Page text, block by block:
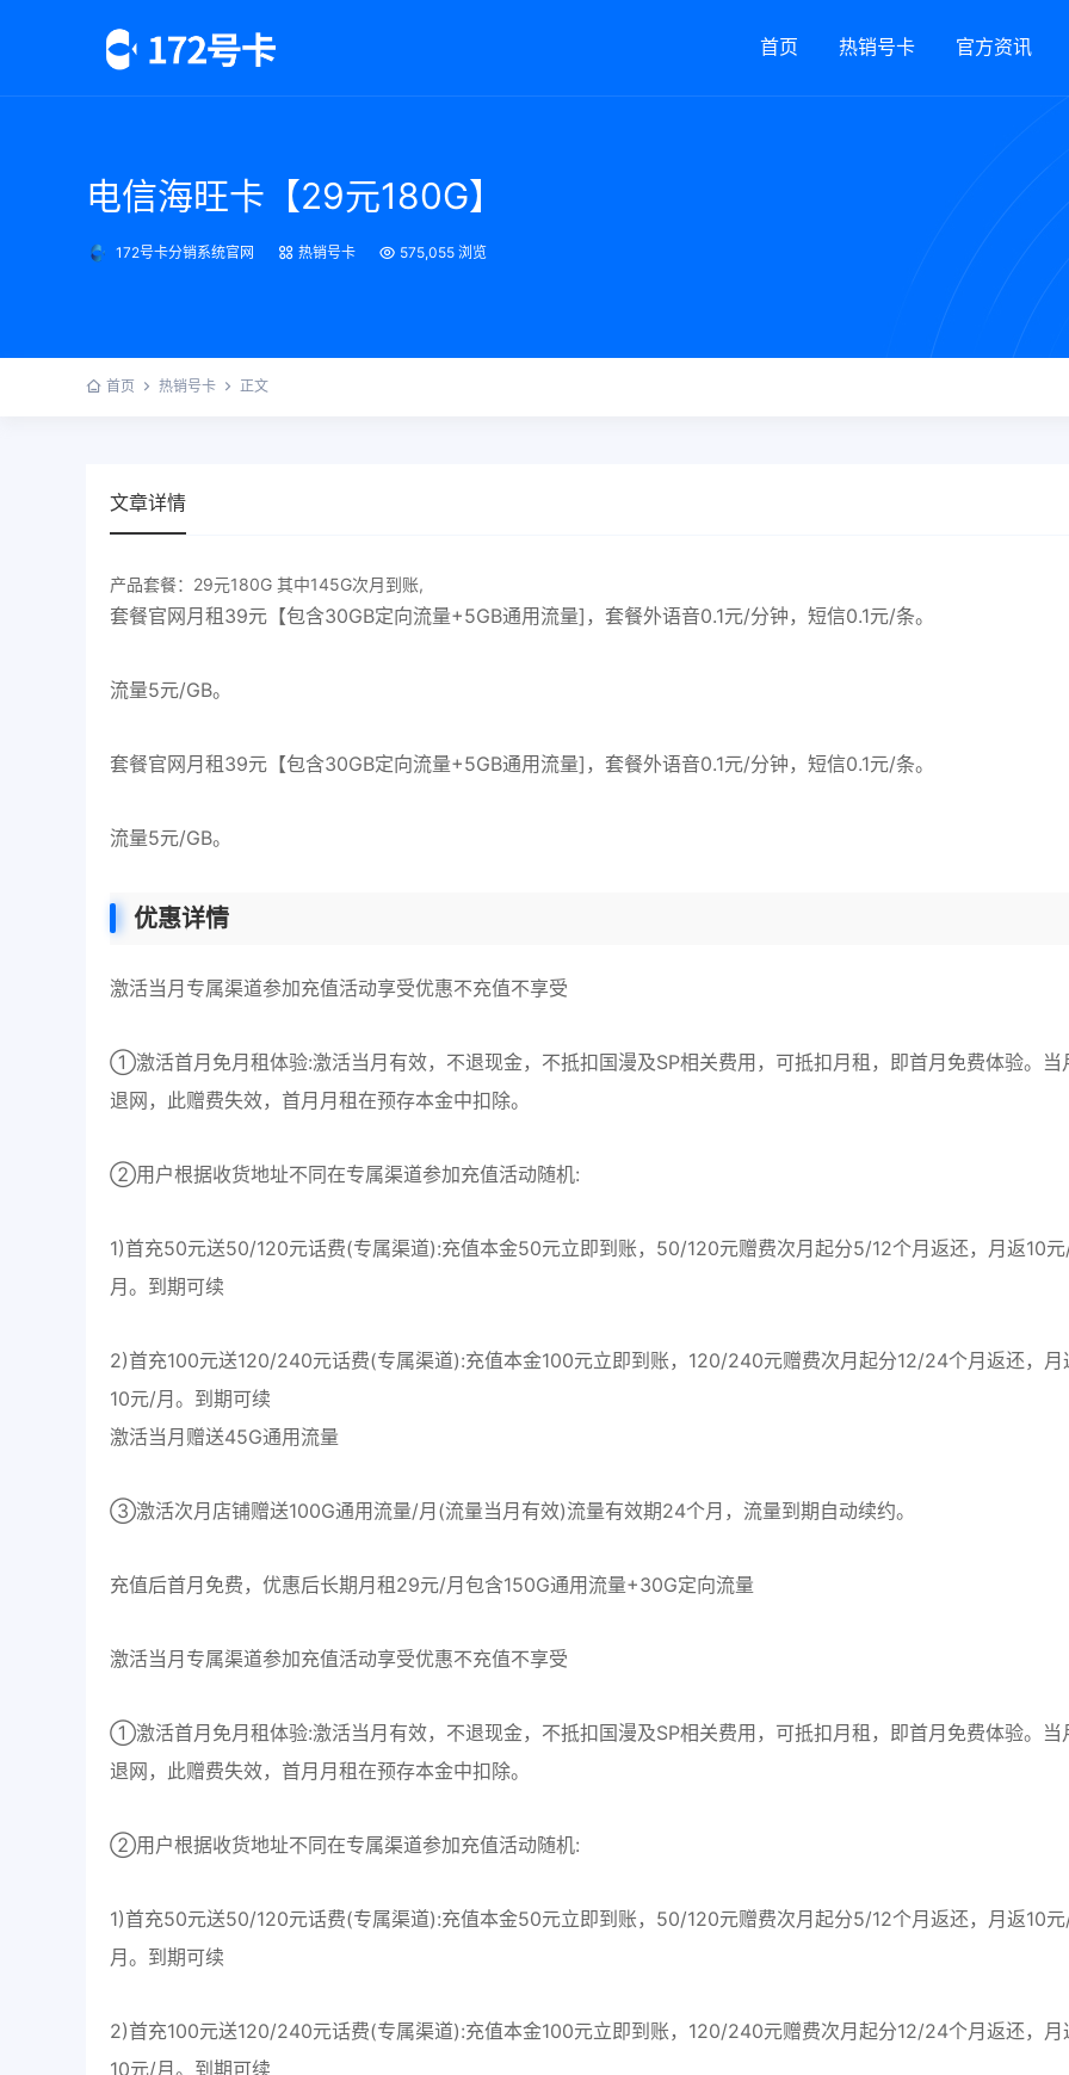
首页 热销号卡 官方资讯
电信海旺卡【29元180G】
172号卡分销系统官网 热销号卡 575,055 浏览
首页 热销号卡 正文
文章详情
产品套餐：29元180G 其中145G次月到账,
套餐官网月租39元【包含30GB定向流量+5GB通用流量]，套餐外语音0.1元/分钟，短信0.1元/条。
流量5元/GB。
套餐官网月租39元【包含30GB定向流量+5GB通用流量]，套餐外语音0.1元/分钟，短信0.1元/条。
流量5元/GB。
优惠详情
激活当月专属渠道参加充值活动享受优惠不充值不享受
①激活首月免月租体验:激活当月有效，不退现金，不抵扣国漫及SP相关费用，可抵扣月租，即首月免费体验。当
退网，此赠费失效，首月月租在预存本金中扣除。
②用户根据收货地址不同在专属渠道参加充值活动随机:
1)首充50元送50/120元话费(专属渠道):充值本金50元立即到账，50/120元赠费次月起分5/12个月返还，月返10
月。到期可续
2)首充100元送120/240元话费(专属渠道):充值本金100元立即到账，120/240元赠费次月起分12/24个月返还，月
10元/月。到期可续
激活当月赠送45G通用流量
③激活次月店铺赠送100G通用流量/月(流量当月有效)流量有效期24个月，流量到期自动续约。
充值后首月免费，优惠后长期月租29元/月包含150G通用流量+30G定向流量
激活当月专属渠道参加充值活动享受优惠不充值不享受
①激活首月免月租体验:激活当月有效，不退现金，不抵扣国漫及SP相关费用，可抵扣月租，即首月免费体验。当
退网，此赠费失效，首月月租在预存本金中扣除。
②用户根据收货地址不同在专属渠道参加充值活动随机:
1)首充50元送50/120元话费(专属渠道):充值本金50元立即到账，50/120元赠费次月起分5/12个月返还，月返10
月。到期可续
2)首充100元送120/240元话费(专属渠道):充值本金100元立即到账，120/240元赠费次月起分12/24个月返还，月
10元/月。到期可续